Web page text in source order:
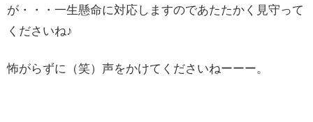
が・・・一生懸命に対応しますのであたたかく見守って
くださいね♪
怖がらずに（笑）声をかけてくださいねーーー。